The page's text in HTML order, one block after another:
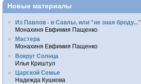
Новые материалы
Из Павлов - в Савлы, или "не зная броду..."
Монахиня Евфимия Пащенко
Мастера
Монахиня Евфимия Пащенко
Вокруг Солнца
Илья Криштул
Царской Семье
Надежда Кушкова